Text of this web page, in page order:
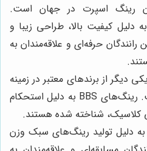
رینگ اسپرت در جهان است.
رینگ‌های OZ Racing به دلیل کیفیت بالا، طراحی زیبا و
رانندگان حرفه‌ای و علاقه‌مندان به
دیگر از برندهای معتبر در زمینه
تولید رینگ اسپرت است. رینگ‌های BBS به دلیل استحکام
کلاسیک، شناخته شده هستند.
به دلیل تولید رینگ‌های سبک وزن